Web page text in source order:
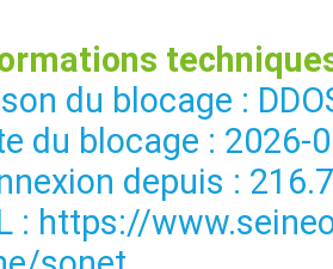
du blocage :
du blocage : 2026-
depuis :
: https://